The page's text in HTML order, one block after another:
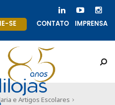
SE CONTATO IMPRENSA
e Artigos Escolares